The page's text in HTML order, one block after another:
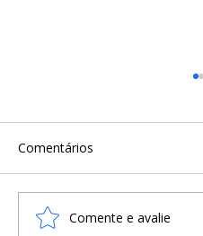
Comentários
Comente e avalie